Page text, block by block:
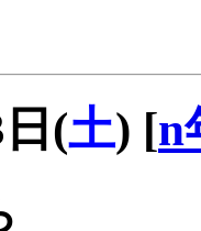
(土) [n